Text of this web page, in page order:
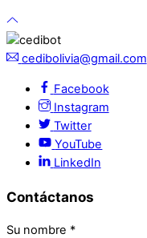
cedibolivia@gmail.com
Facebook
Instagram
Twitter
YouTube
LinkedIn
Contáctanos
Su nombre *